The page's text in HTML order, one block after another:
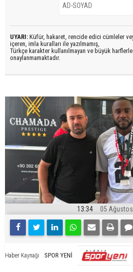
UYARI: Küfür, hakaret, rencide edici cümleler
içeren, imla kuralları ile yazılmamış,
Türkçe karakter kullanılmayan ve büyük harflerle
onaylanmamaktadır.
13:34 05
Haber Kaynağı SPOR YENİ